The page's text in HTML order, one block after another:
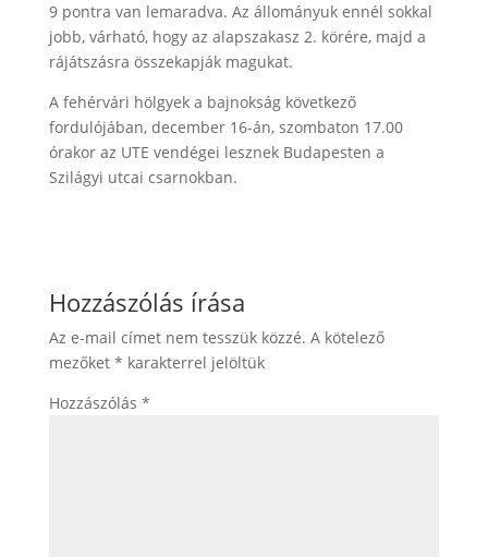
9 pontra van lemaradva. Az állományuk ennél sokkal
jobb, várható, hogy az alapszakasz 2. körére, majd a
rájátszásra összekapják magukat.
A fehérvári hölgyek a bajnokság következő
fordulójában, december 16-án, szombaton 17.00
órakor az UTE vendégei lesznek Budapesten a
Szilágyi utcai csarnokban.
Hozzászólás írása
Az e-mail címet nem tesszük közzé. A kötelező
mezőket * karakterrel jelöltük
Hozzászólás *